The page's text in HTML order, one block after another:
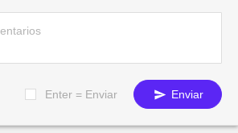
Enter = Enviar Enviar